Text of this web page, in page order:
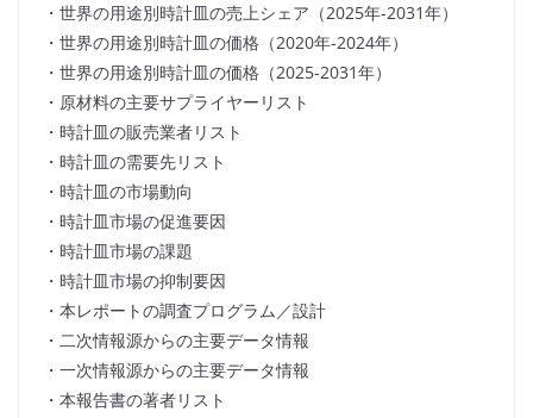
・世界の用途別時計皿の売上シェア（2025年-2031年）
・世界の用途別時計皿の価格（2020年-2024年）
・世界の用途別時計皿の価格（2025-2031年）
・原材料の主要サプライヤーリスト
・時計皿の販売業者リスト
・時計皿の需要先リスト
・時計皿の市場動向
・時計皿市場の促進要因
・時計皿市場の課題
・時計皿市場の抑制要因
・本レポートの調査プログラム／設計
・二次情報源からの主要データ情報
・一次情報源からの主要データ情報
・本報告書の著者リスト